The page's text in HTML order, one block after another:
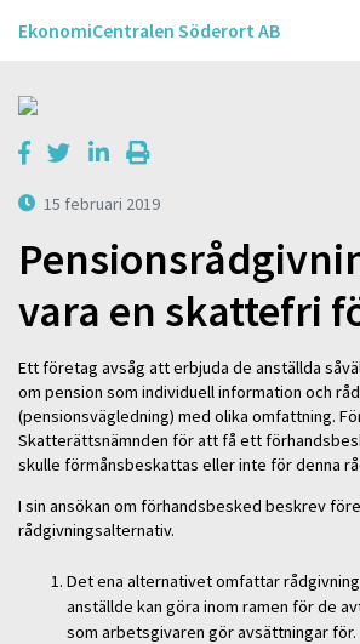
EkonomiCentralen Söderort AB
15 februari 2019
vara en skattefri
Ett företag avsåg att erbjuda de anställda
om pension som individuell information och
(pensionsvägledning) med olika omfattning.
Skatterättsnämnden för att få ett
skulle förmånsbeskattas eller inte för denna
I sin ansökan om förhandsbesked beskrev
rådgivningsalternativ.
Det ena alternativet omfattar
anställde kan göra inom ramen för de
som arbetsgivaren gör avsättningar för.